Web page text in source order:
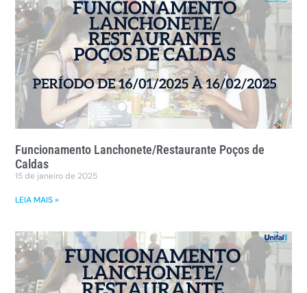
Funcionamento Lanchonete/Restaurante Poços de
Caldas
15 de janeiro de 2025
LEIA MAIS »